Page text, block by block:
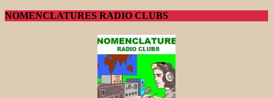
NOMENCLATURES RADIO CLUBS